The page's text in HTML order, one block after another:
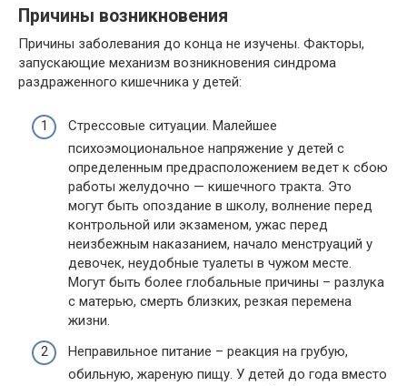
Причины возникновения
Причины заболевания до конца не изучены. Факторы,
запускающие механизм возникновения синдрома
раздраженного кишечника у детей:
Стрессовые ситуации. Малейшее
психоэмоциональное напряжение у детей с
определенным предрасположением ведет к сбою
работы желудочно — кишечного тракта. Это
могут быть опоздание в школу, волнение перед
контрольной или экзаменом, ужас перед
неизбежным наказанием, начало менструаций у
девочек, неудобные туалеты в чужом месте.
Могут быть более глобальные причины – разлука
с матерью, смерть близких, резкая перемена
жизни.
Неправильное питание – реакция на грубую,
обильную, жареную пищу. У детей до года вместо